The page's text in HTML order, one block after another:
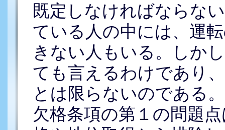
既定しなければならな
ている人の中には、運
きない人もいる。しか
ても言えるわけであり
とは限らないのである
欠格条項の第１の問題